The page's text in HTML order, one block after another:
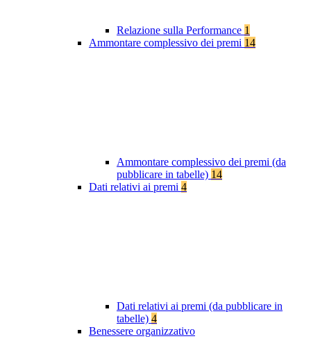
Relazione sulla Performance 1
Ammontare complessivo dei premi 14
Ammontare complessivo dei premi (da
pubblicare in tabelle) 14
Dati relativi ai premi 4
Dati relativi ai premi (da pubblicare in
tabelle) 4
Benessere organizzativo